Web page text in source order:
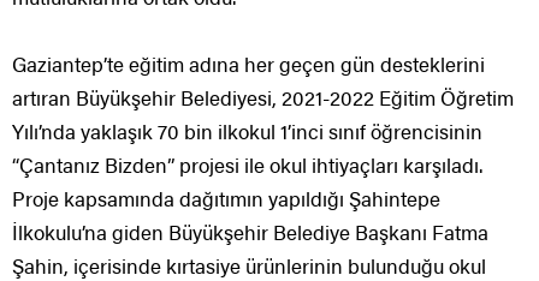
Gaziantep’te eğitim adına her geçen gün desteklerini
artıran Büyükşehir Belediyesi, 2021-2022 Eğitim Öğretim
Yılı’nda yaklaşık 70 bin ilkokul 1’inci sınıf öğrencisinin
“Çantanız Bizden” projesi ile okul ihtiyaçları karşıladı.
Proje kapsamında dağıtımın yapıldığı Şahintepe
İlkokulu’na giden Büyükşehir Belediye Başkanı Fatma
Şahin, içerisinde kırtasiye ürünlerinin bulunduğu okul